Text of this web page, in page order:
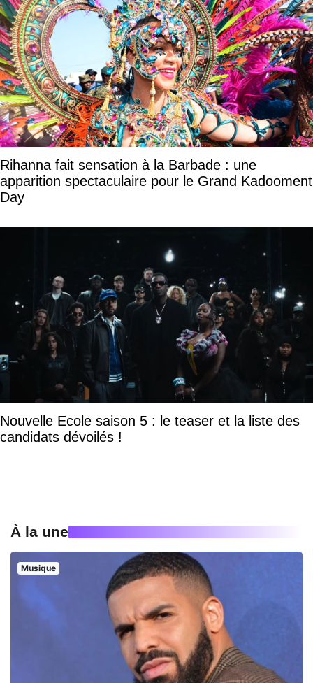
Rihanna fait sensation à la Barbade : une
apparition spectaculaire pour le Grand Kadooment
Day
Nouvelle Ecole saison 5 : le teaser et la liste des
candidats dévoilés !
À la une
Musique